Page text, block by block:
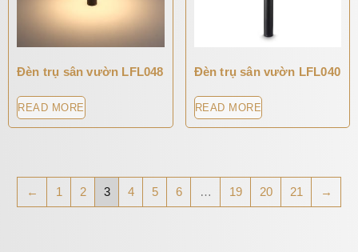
Đèn trụ sân vườn LFL048
READ MORE
Đèn trụ sân vườn LFL040
READ MORE
← 1 2 3 4 5 6 … 19 20 21 →